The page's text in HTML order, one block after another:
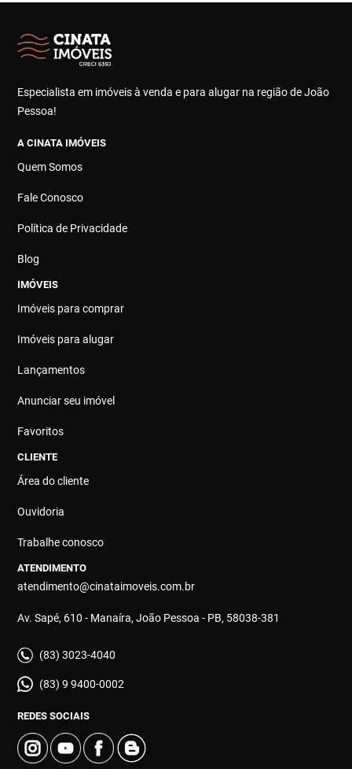
Especialista em imóveis à venda e para alugar na região de João
Pessoa!
A CINATA IMÓVEIS
Quem Somos
Fale Conosco
Política de Privacidade
Blog
IMÓVEIS
Imóveis para comprar
Imóveis para alugar
Lançamentos
Anunciar seu imóvel
Favoritos
CLIENTE
Área do cliente
Ouvidoria
Trabalhe conosco
ATENDIMENTO
atendimento@cinataimoveis.com.br
Av. Sapé, 610 - Manaíra, João Pessoa - PB, 58038-381
(83) 3023-4040
(83) 9 9400-0002
REDES SOCIAIS